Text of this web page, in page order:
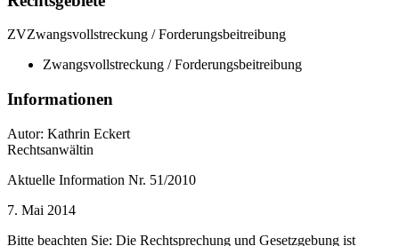
ZVZwangsvollstreckung / Forderungsbeitreibung
Zwangsvollstreckung / Forderungsbeitreibung
Informationen
Autor: Kathrin Eckert
Rechtsanwältin
Aktuelle Information Nr. 51/2010
7. Mai 2014
Bitte beachten Sie: Die Rechtsprechung und Gesetzgebung ist